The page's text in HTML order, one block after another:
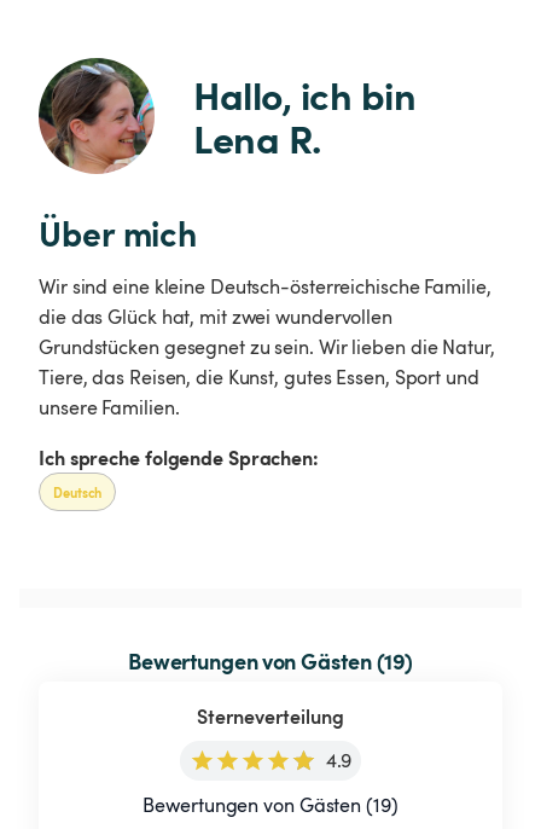
Hallo, ich bin
Lena R.
Über mich
Wir sind eine kleine Deutsch-österreichische Familie,
die das Glück hat, mit zwei wundervollen
Grundstücken gesegnet zu sein. Wir lieben die Natur,
Tiere, das Reisen, die Kunst, gutes Essen, Sport und
unsere Familien.
Ich spreche folgende Sprachen:
Deutsch
Bewertungen von Gästen (19)
Sterneverteilung
4.9
Bewertungen von Gästen (19)